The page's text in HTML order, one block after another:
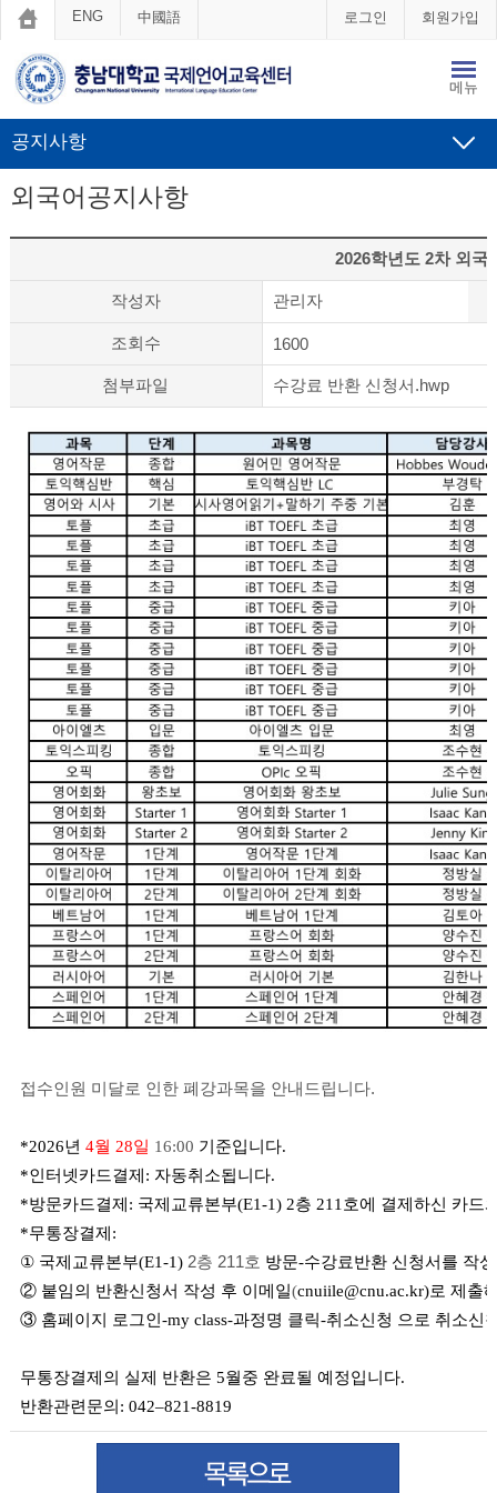
ENG 中國語 로그인 회원가입
메뉴
공지사항
외국어공지사항
2026학년도 2차 외국
작성자 관리자
조회수 1600
첨부파일 수강료 반환 신청서.hwp
접수인원 미달로 인한 폐강과목을 안내드립니다.
*2026년 4월 28일 16:00 기준입니다.
*인터넷카드결제 : 자동취소됩니다.
*방문카드결제 : 국제교류본부(E1-1) 2층 211 호에 결제하신 카드
*무통장결제 :
① 국제교류본부(E1-1) 2층 211 호 방문-수강료반환 신청서를 작
② 붙임의 반환신청서 작성 후 이메일(cnuiile@cnu.ac.kr)로 제출
③ 홈페이지 로그인-my class-과정명 클릭-취소신청 으로 취소신
무통장결제의 실제 반환은 5월중 완료될 예정입니다.
반환관련문의 : 042–821-8819